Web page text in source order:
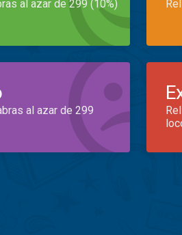
al azar de 299 (10%)
al azar de 299